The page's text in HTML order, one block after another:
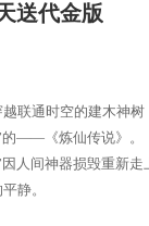
送代金版
联通时空的建木神
——《炼仙传说》
人间神器损毁重新
静。